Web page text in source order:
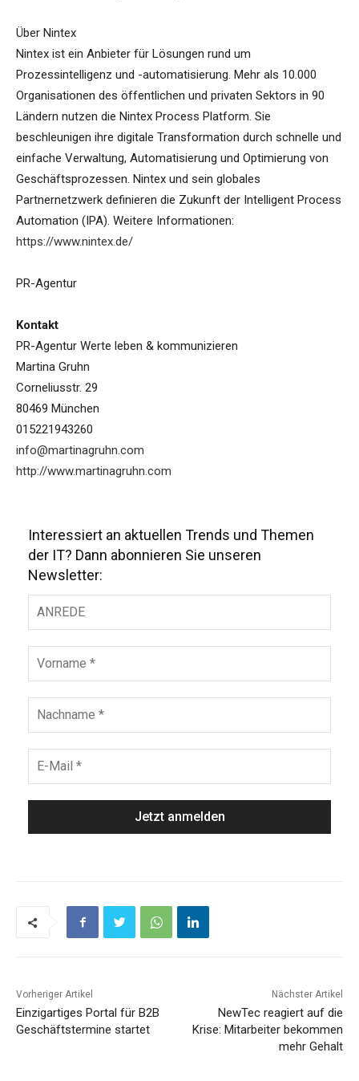
Über Nintex
Nintex ist ein Anbieter für Lösungen rund um
Prozessintelligenz und -automatisierung. Mehr als 10.000
Organisationen des öffentlichen und privaten Sektors in 90
Ländern nutzen die Nintex Process Platform. Sie
beschleunigen ihre digitale Transformation durch schnelle und
einfache Verwaltung, Automatisierung und Optimierung von
Geschäftsprozessen. Nintex und sein globales
Partnernetzwerk definieren die Zukunft der Intelligent Process
Automation (IPA). Weitere Informationen:
https://www.nintex.de/
PR-Agentur
Kontakt
PR-Agentur Werte leben & kommunizieren
Martina Gruhn
Corneliusstr. 29
80469 München
015221943260
info@martinagruhn.com
http://www.martinagruhn.com
Interessiert an aktuellen Trends und Themen
der IT? Dann abonnieren Sie unseren
Newsletter:
Vorheriger Artikel
Einzigartiges Portal für B2B
Geschäftstermine startet
Nächster Artikel
NewTec reagiert auf die
Krise: Mitarbeiter bekommen
mehr Gehalt